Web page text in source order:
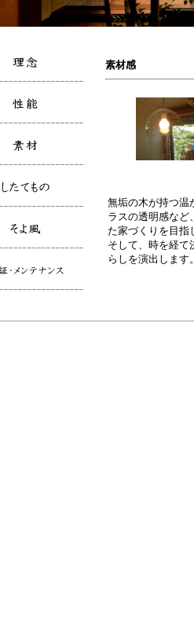
素材感
無垢の木が持つ温
ラスの透明感など
た家づくりを目指
そして、時を経て
らしを演出します